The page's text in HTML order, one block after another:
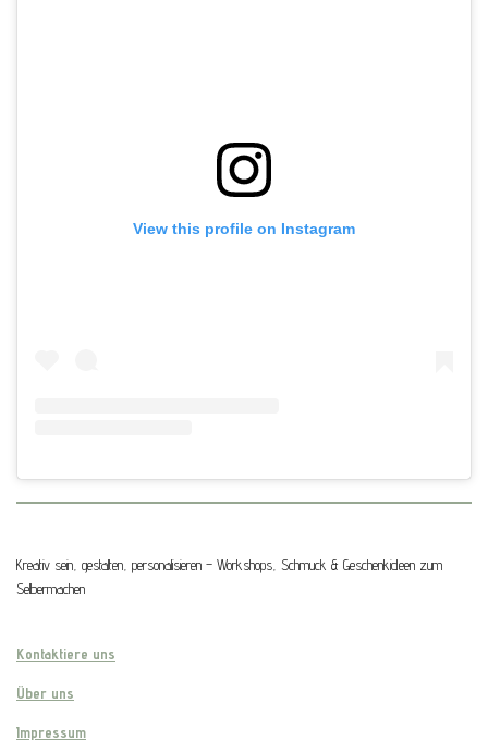
View this profile on Instagram
Kreativ sein, gestalten, personalisieren – Workshops, Schmuck & Geschenkideen zum
Selbermachen
Kontaktiere uns
Über uns
Impressum